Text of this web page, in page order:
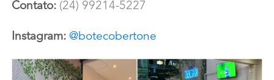
Contato:(24) 99214-5227
Instagram: @botecobertone